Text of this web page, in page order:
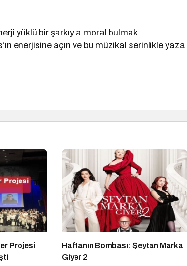
yüklü bir şarkıyla moral bulmak
enerjisine açın ve bu müzikal serinlikle yaza
Projesi
Haftanın Bombası: Şeytan Marka
Giyer 2